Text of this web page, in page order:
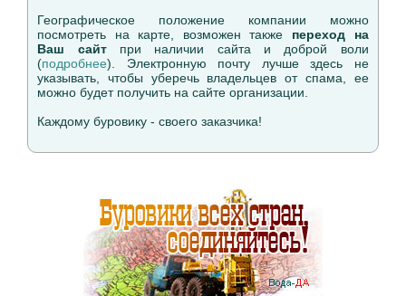
Географическое положение компании можно
посмотреть на карте, возможен также переход на
Ваш сайтпри наличии сайта и доброй воли
(подробнее). Электронную почту лучше здесь не
указывать, чтобы уберечь владельцев от спама, ее
можно будет получить на сайте организации.
Каждому буровику - своего заказчика!